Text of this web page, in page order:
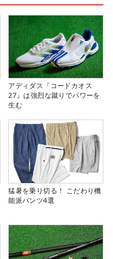
アディダス『コードカオス
27』は強烈な蹴りでパワーを
生む
猛暑を乗り切る！ こだわり機
能派パンツ4選